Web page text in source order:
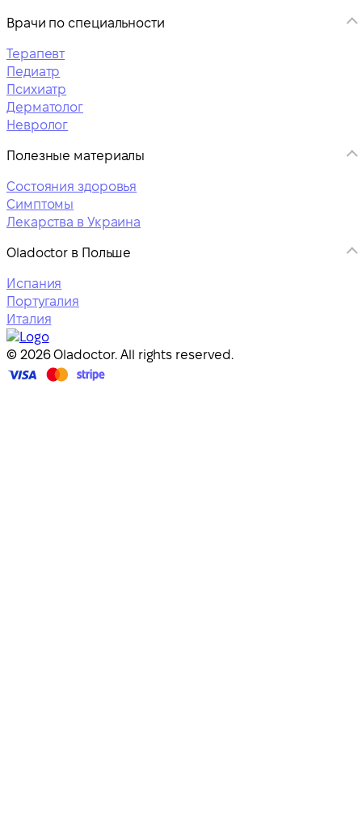
Врачи по специальности
Терапевт
Педиатр
Психиатр
Дерматолог
Невролог
Полезные материалы
Состояния здоровья
Симптомы
Лекарства в Украина
Oladoctor в Польше
Испания
Португалия
Италия
© 2026 Oladoctor. All rights reserved.